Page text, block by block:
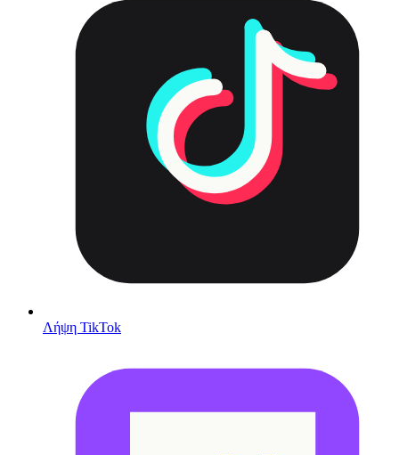
Λήψη TikTok